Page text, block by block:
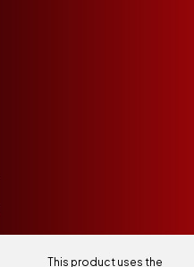
This product uses the